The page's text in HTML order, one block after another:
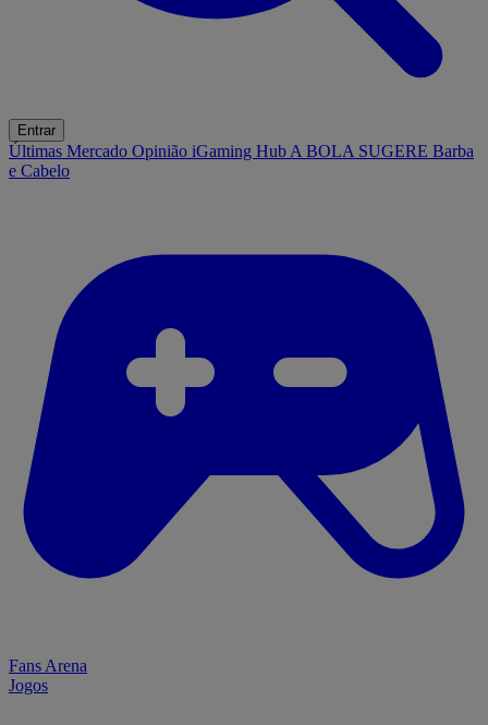
Entrar
Últimas Mercado Opinião iGaming Hub A BOLA SUGERE Barba
e Cabelo
Fans Arena
Jogos